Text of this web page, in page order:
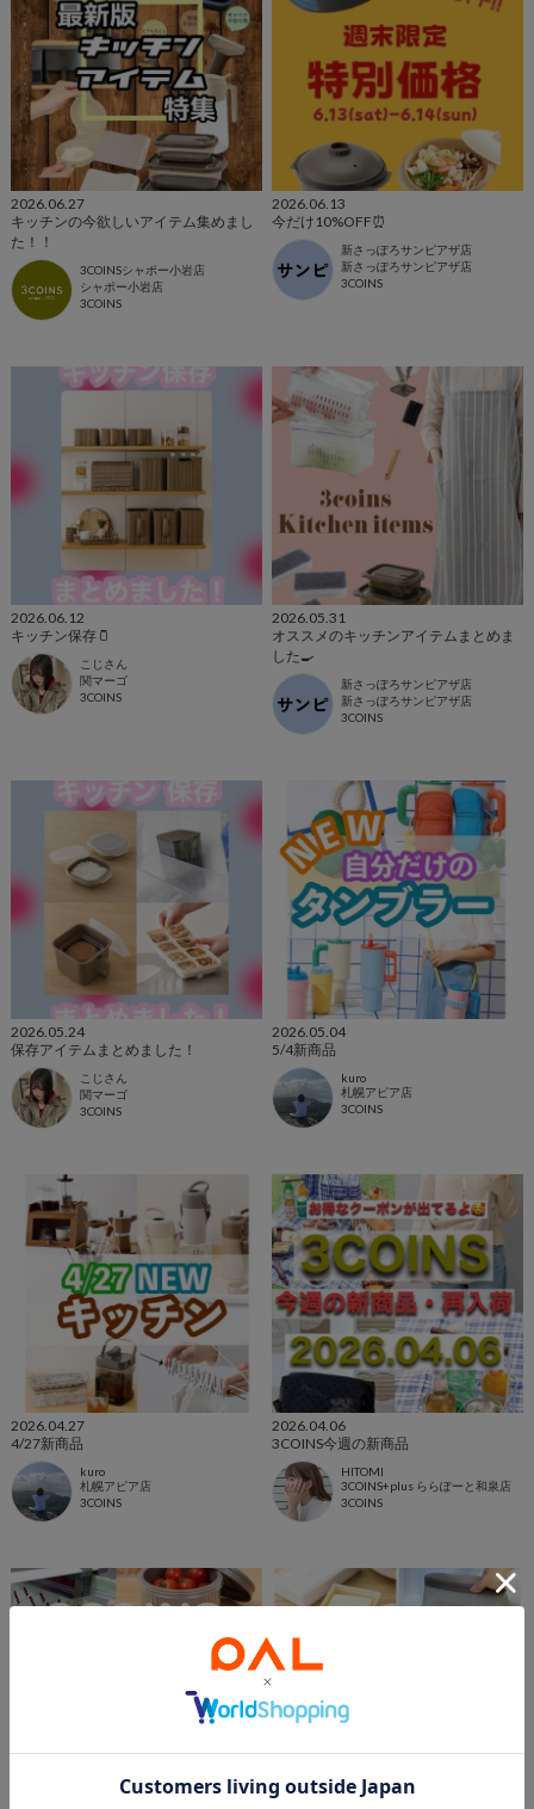
2026.06.27
キッチンの今欲しいアイテム集めまし
た！！
3COINSシャポー小岩店
シャポー小岩店
3COINS
2026.06.13
今だけ10%OFF⏰
新さっぽろサンピアザ店
新さっぽろサンピアザ店
3COINS
2026.06.12
キッチン保存🫙
こじさん
関マーゴ
3COINS
2026.05.31
オススメのキッチンアイテムまとめま
した🍳
新さっぽろサンピアザ店
新さっぽろサンピアザ店
3COINS
2026.05.24
保存アイテムまとめました！
こじさん
関マーゴ
3COINS
2026.05.04
5/4新商品
kuro
札幌アピア店
3COINS
2026.04.27
4/27新商品
kuro
札幌アピア店
3COINS
2026.04.06
3COINS今週の新商品
HITOMI
3COINS+plus ららぽーと和泉店
3COINS